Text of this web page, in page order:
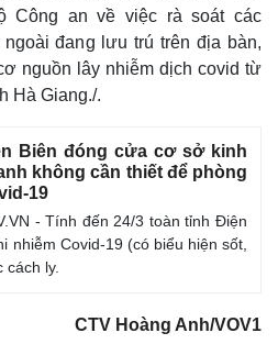
Multimedia
Ảnh
E-Magazine
Công an về việc rà soát các
đang lưu trú trên địa bàn,
nguồn lây nhiễm dịch covid từ
Hà Giang./.
Biên đóng cửa cơ sở kinh
không cần thiết để phòng
19
- Tính đến 24/3 toàn tỉnh Điện
nhiễm Covid-19 (có biểu hiện sốt,
ly.
CTV Hoàng Anh/VOV1